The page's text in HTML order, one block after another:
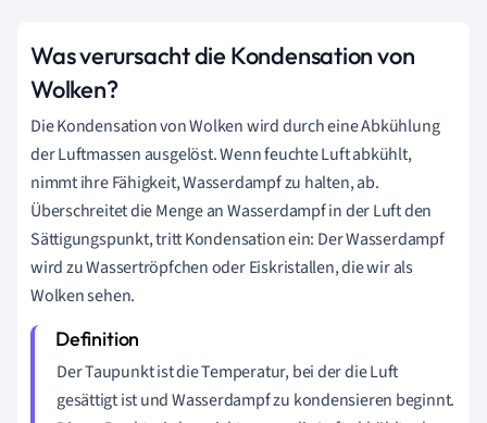
Was verursacht die Kondensation von
Wolken?
Die Kondensation von Wolken wird durch eine Abkühlung
der Luftmassen ausgelöst. Wenn feuchte Luft abkühlt,
nimmt ihre Fähigkeit, Wasserdampf zu halten, ab.
Überschreitet die Menge an Wasserdampf in der Luft den
Sättigungspunkt, tritt Kondensation ein: Der Wasserdampf
wird zu Wassertröpfchen oder Eiskristallen, die wir als
Wolken sehen.
Der Taupunkt ist die Temperatur, bei der die Luft
gesättigt ist und Wasserdampf zu kondensieren beginnt.